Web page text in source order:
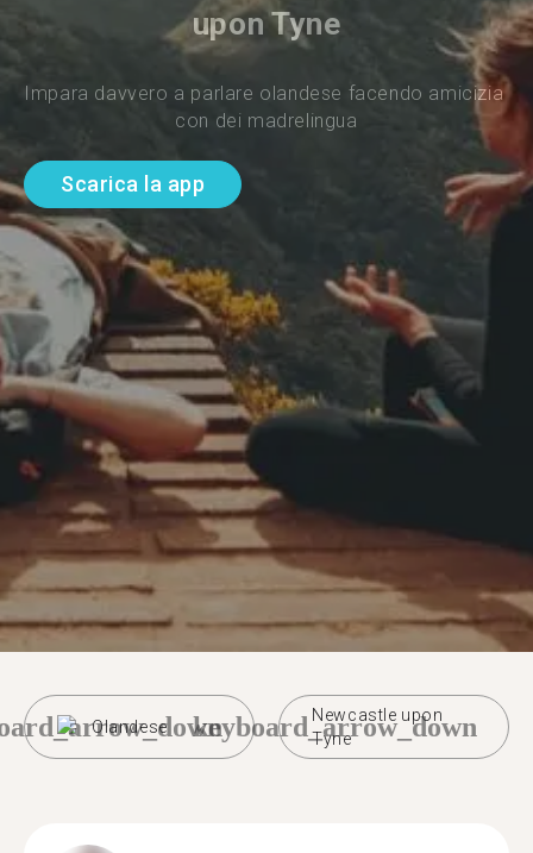
upon Tyne
Impara davvero a parlare olandese facendo amicizia
con dei madrelingua
Scarica la app
Olandese
Newcastle upon
Tyne
keyboard_arrow_down